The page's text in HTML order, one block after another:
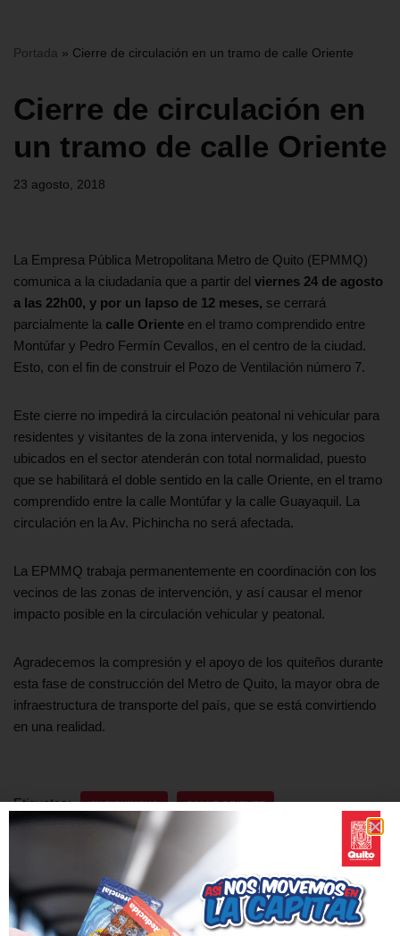
Portada » Cierre de circulación en un tramo de calle Oriente
Cierre de circulación en
un tramo de calle Oriente
23 agosto, 2018
La Empresa Pública Metropolitana Metro de Quito (EPMMQ)
comunica a la ciudadanía que a partir del viernes 24 de agosto
a las 22h00, y por un lapso de 12 meses, se cerrará
parcialmente la calle Oriente en el tramo comprendido entre
Montúfar y Pedro Fermín Cevallos, en el centro de la ciudad.
Esto, con el fin de construir el Pozo de Ventilación número 7.
Este cierre no impedirá la circulación peatonal ni vehicular para
residentes y visitantes de la zona intervenida, y los negocios
ubicados en el sector atenderán con total normalidad, puesto
que se habilitará el doble sentido en la calle Oriente, en el tramo
comprendido entre la calle Montúfar y la calle Guayaquil. La
circulación en la Av. Pichincha no será afectada.
La EPMMQ trabaja permanentemente en coordinación con los
vecinos de las zonas de intervención, y así causar el menor
impacto posible en la circulación vehicular y peatonal.
Agradecemos la compresión y el apoyo de los quiteños durante
esta fase de construcción del Metro de Quito, la mayor obra de
infraestructura de transporte del país, que se está convirtiendo
en una realidad.
Etiquetas: AV PICHINCHA CALLE ORIENTE
PLAZA DEL TEATRO
ANTERIOR SIGUIENTE